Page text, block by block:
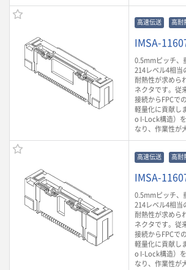
高速伝送 高耐
IMSA-
0.5mmピッチ、
214レベル4相
耐熱性が求めら
ネクタです。従
接続からFPCで
軽量化に貢献し
o I-Lock構造）
なり、作業性が
高速伝送 高耐
IMSA-
0.5mmピッチ、
214レベル4相
耐熱性が求めら
ネクタです。従
接続からFPCで
軽量化に貢献し
o I-Lock構造）
なり、作業性が